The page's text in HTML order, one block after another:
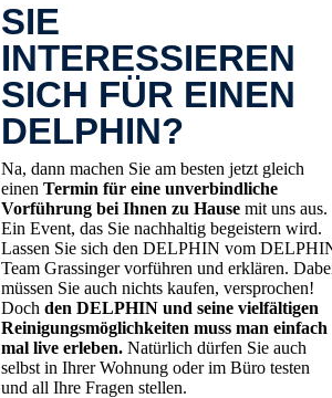
SIE
INTERESSIEREN
SICH FÜR EINEN
DELPHIN?
Na, dann machen Sie am besten jetzt gleich
einen Termin für eine unverbindliche
Vorführung bei Ihnen zu Hause mit uns aus.
Ein Event, das Sie nachhaltig begeistern wird.
Lassen Sie sich den DELPHIN vom
Team Grassinger vorführen und erklären.
müssen Sie auch nichts kaufen, versprochen!
Doch den DELPHIN und seine vielfältigen
Reinigungsmöglichkeiten muss man einfach
mal live erleben. Natürlich dürfen Sie auch
selbst in Ihrer Wohnung oder im Büro testen
und all Ihre Fragen stellen.